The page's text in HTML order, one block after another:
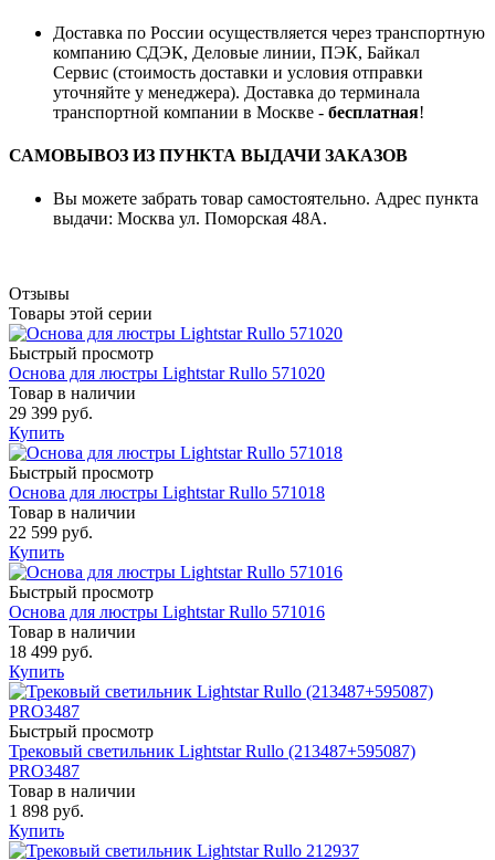
Доставка по России осуществляется через транспортную
компанию СДЭК, Деловые линии, ПЭК, Байкал
Сервис (стоимость доставки и условия отправки
уточняйте у менеджера). Доставка до терминала
транспортной компании в Москве - бесплатная!
САМОВЫВОЗ ИЗ ПУНКТА ВЫДАЧИ ЗАКАЗОВ
Вы можете забрать товар самостоятельно. Адрес пункта
выдачи: Москва ул. Поморская 48А.
Отзывы
Товары этой серии
Быстрый просмотр
Основа для люстры Lightstar Rullo 571020
Товар в наличии
29 399 руб.
Купить
Быстрый просмотр
Основа для люстры Lightstar Rullo 571018
Товар в наличии
22 599 руб.
Купить
Быстрый просмотр
Основа для люстры Lightstar Rullo 571016
Товар в наличии
18 499 руб.
Купить
Быстрый просмотр
Трековый светильник Lightstar Rullo (213487+595087)
PRO3487
Товар в наличии
1 898 руб.
Купить